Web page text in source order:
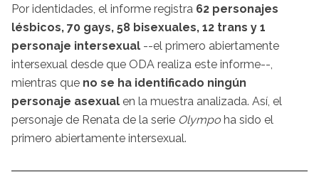
Por identidades, el informe registra 62 personajes
lésbicos, 70 gays, 58 bisexuales, 12 trans y 1
personaje intersexual --el primero abiertamente
intersexual desde que ODA realiza este informe--,
mientras que no se ha identificado ningún
personaje asexual en la muestra analizada. Así, el
personaje de Renata de la serie Olympo ha sido el
primero abiertamente intersexual.